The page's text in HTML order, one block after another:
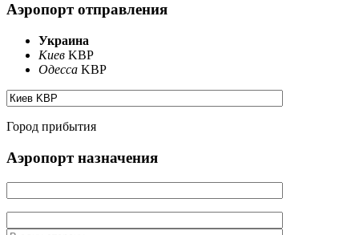
Аэропорт отправления
Украина
Киев KBP
Одесса KBP
Город прибытия
Аэропорт назначения